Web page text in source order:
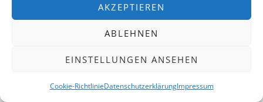
AKZEPTIEREN
ABLEHNEN
EINSTELLUNGEN ANSEHEN
Cookie-RichtlinieDatenschutzerklärungImpressum